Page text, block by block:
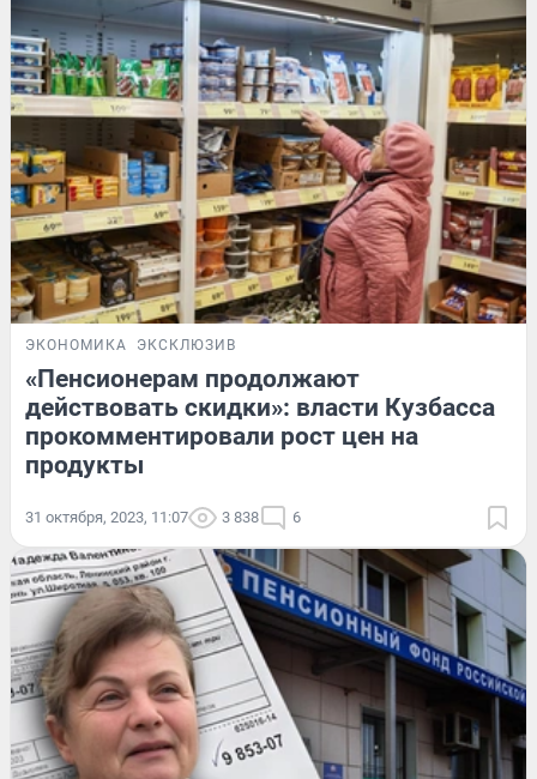
ЭКОНОМИКА ЭКСКЛЮЗИВ
«Пенсионерам продолжают
действовать скидки»: власти Кузбасса
прокомментировали рост цен на
продукты
31 октября, 2023, 11:07 3 838 6